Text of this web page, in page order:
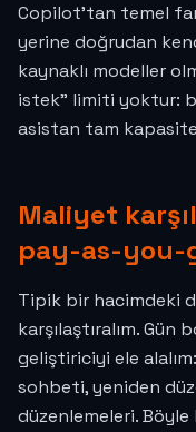
Copilot'tan temel
yerine doğrudan
kaynaklı modeller
istek" limiti yoktur:
asistan tam
Maliyet
pay-as-you-
Tipik bir hacimdeki
karşılaştıralım.
geliştiriciyi ele
sohbeti, yeniden
düzenlemeleri.